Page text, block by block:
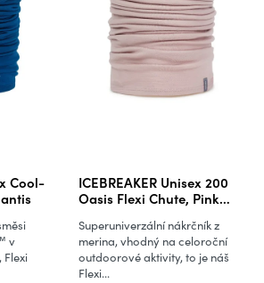
Cool-
v
Flexi
ICEBREAKER Unisex 200
Oasis Flexi Chute, Pink
Superuniverzální nákrčník z
merina, vhodný na celoroční
outdoorové aktivity, to je náš
Flexi...